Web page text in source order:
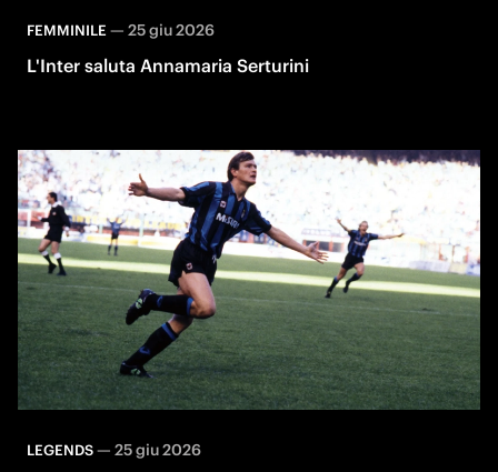
FEMMINILE— 25 giu 2026
L'Inter saluta Annamaria Serturini
LEGENDS— 25 giu 2026